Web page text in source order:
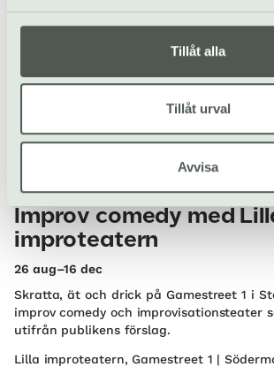
Tillåt alla
Tillåt urval
Avvisa
Improvisationsteater
Improv comedy med
improteatern
26 aug–16 dec
Skratta, ät och drick på Gamestreet 1 i
improv comedy och improvisationsteater
utifrån publikens förslag.
Lilla improteatern, Gamestreet 1 |